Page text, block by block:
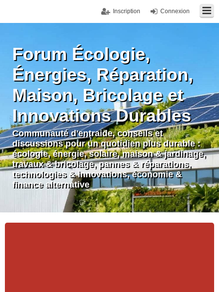
Connexion
Inscription
Forum Écologie,
Énergies, Réparation,
Maison, Bricolage et
Innovations Durables
Communauté d'entraide, conseils et
discussions pour un quotidien plus durable :
écologie, énergie, solaire, maison & jardinage,
travaux & bricolage, pannes & réparations,
technologies & innovations, économie &
finance alternative